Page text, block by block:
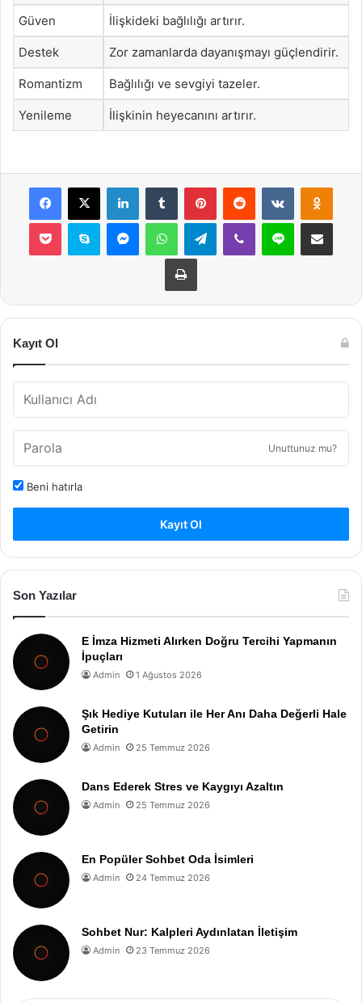
Güven İlişkideki bağlılığı artırır.
Destek Zor zamanlarda dayanışmayı güçlendirir.
Romantizm Bağlılığı ve sevgiyi tazeler.
Yenileme İlişkinin heyecanını artırır.
Facebook
X LinkedInTumblr PinterestReddit VKontakte
Pocket Skype MessengerWhatsAppTelegramViber Line E-Posta ile
Yazdır
Kayıt Ol
Unuttunuz mu?
Beni hatırla
Kayıt Ol
Son Yazılar
E İmza Hizmeti Alırken Doğru Tercihi Yapmanın
İpuçları
Admin 1 Ağustos 2026
Şık Hediye Kutuları ile Her Anı Daha Değerli Hale
Getirin
Admin 25 Temmuz 2026
Dans Ederek Stres ve Kaygıyı Azaltın
Admin 25 Temmuz 2026
En Popüler Sohbet Oda İsimleri
Admin 24 Temmuz 2026
Sohbet Nur: Kalpleri Aydınlatan İletişim
Admin 23 Temmuz 2026